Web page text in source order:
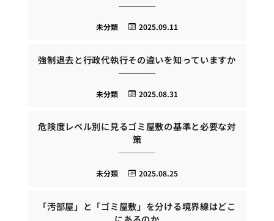
2025.09.11
未分類
強制退去と行政代執行その違いを知っていますか
2025.08.31
未分類
危険度レベル別に見るゴミ屋敷の基準と必要な対
策
2025.08.25
未分類
「汚部屋」と「ゴミ屋敷」を分ける境界線はどこ